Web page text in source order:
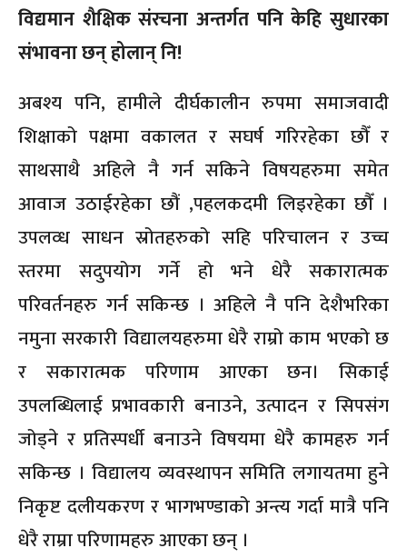
विद्यमान शैक्षिक संरचना अन्तर्गत पनि केहि सुधारका
संभावना छन् होलान् नि!
अबश्य पनि, हामीले दीर्घकालीन रुपमा समाजवादी
शिक्षाको पक्षमा वकालत र सघर्ष गरिरहेका छौँ र
साथसाथै अहिले नै गर्न सकिने विषयहरुमा समेत
आवाज उठाईरहेका छौं ,पहलकदमी लिइरहेका छौँ ।
उपलव्ध साधन स्रोतहरुको सहि परिचालन र उच्च
स्तरमा सदुपयोग गर्ने हो भने धेरै सकारात्मक
परिवर्तनहरु गर्न सकिन्छ । अहिले नै पनि देशैभरिका
नमुना सरकारी विद्यालयहरुमा धेरै राम्रो काम भएको छ
र सकारात्मक परिणाम आएका छन। सिकाई
उपलब्धिलाई प्रभावकारी बनाउने, उत्पादन र सिपसंग
जोड्ने र प्रतिस्पर्धी बनाउने विषयमा धेरै कामहरु गर्न
सकिन्छ । विद्यालय व्यवस्थापन समिति लगायतमा हुने
निकृष्ट दलीयकरण र भागभण्डाको अन्त्य गर्दा मात्रै पनि
धेरै राम्रा परिणामहरु आएका छन् ।